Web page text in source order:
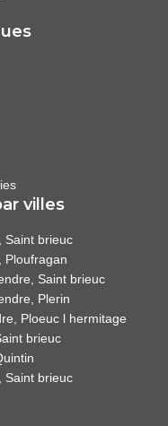
villes
Saint brieuc
Ploufragan
Saint brieuc
Plerin
Ploeuc l hermitage
brieuc
Saint brieuc